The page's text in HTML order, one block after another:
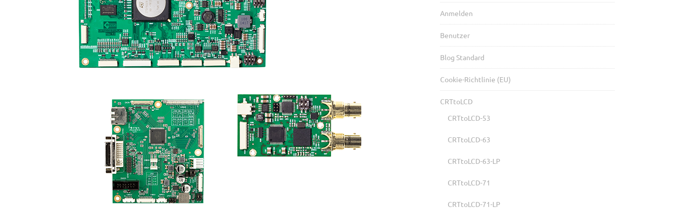
Anmelden
Benutzer
Blog Standard
Cookie-Richtlinie (EU)
CRTtoLCD
CRTtoLCD-53
CRTtoLCD-63
CRTtoLCD-63-LP
CRTtoLCD-71
CRTtoLCD-71-LP